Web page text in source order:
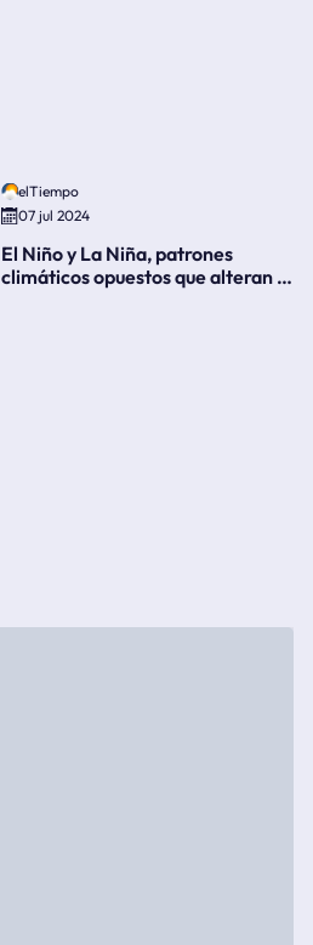
elTiempo
07 jul 2024
El Niño y La Niña, patrones
climáticos opuestos que alteran la